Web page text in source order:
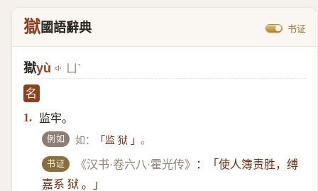
獄國語辭典 书证
獄yù ㄩˋ
名
1.
监牢。
例如 如： 「监 狱 」。
书证 《汉书·卷六八·霍光传》 ：
「使人簿责胜，缚
嘉系 狱 。」